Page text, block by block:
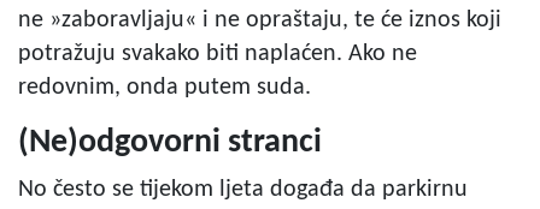
ne »zaboravljaju« i ne opraštaju, te će iznos koji
potražuju svakako biti naplaćen. Ako ne
redovnim, onda putem suda.
(Ne)odgovorni stranci
No često se tijekom ljeta događa da parkirnu